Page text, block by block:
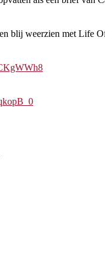
blij weerzien met Life